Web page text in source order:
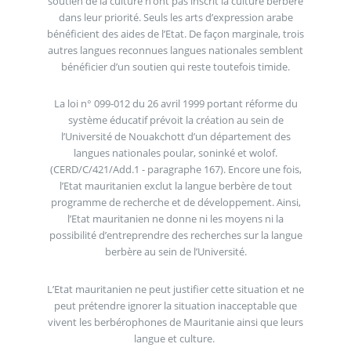
dans leur priorité. Seuls les arts d’expression arabe
bénéficient des aides de l’Etat. De façon marginale, trois
autres langues reconnues langues nationales semblent
bénéficier d’un soutien qui reste toutefois timide.
La loi n° 099-012 du 26 avril 1999 portant réforme du
système éducatif prévoit la création au sein de
l’Université de Nouakchott d’un département des
langues nationales poular, soninké et wolof.
(CERD/C/421/Add.1 - paragraphe 167). Encore une fois,
l’Etat mauritanien exclut la langue berbère de tout
programme de recherche et de développement. Ainsi,
l’Etat mauritanien ne donne ni les moyens ni la
possibilité d’entreprendre des recherches sur la langue
berbère au sein de l’Université.
L’Etat mauritanien ne peut justifier cette situation et ne
peut prétendre ignorer la situation inacceptable que
vivent les berbérophones de Mauritanie ainsi que leurs
langue et culture.